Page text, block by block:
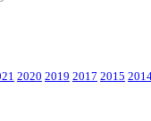
2020 2019 2017 2015